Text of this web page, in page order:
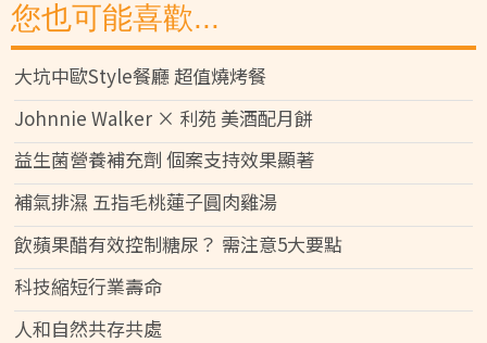
您也可能喜歡...
大坑中歐Style餐廳 超值燒烤餐
Johnnie Walker × 利苑 美酒配月餅
益生菌營養補充劑 個案支持效果顯著
補氣排濕 五指毛桃蓮子圓肉雞湯
飲蘋果醋有效控制糖尿？ 需注意5大要點
科技縮短行業壽命
人和自然共存共處